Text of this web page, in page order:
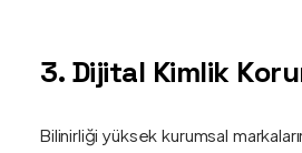
3. Dijital Kimlik
Bilinirliği yüksek kurumsal